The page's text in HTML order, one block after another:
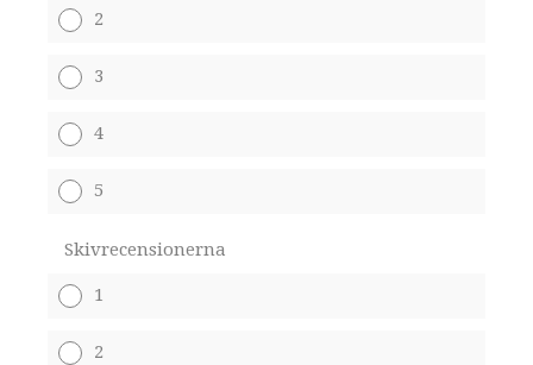
2
3
4
5
Skivrecensionerna
1
2